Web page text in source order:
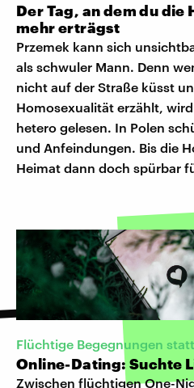
Der Tag, an dem du
mehr erträgst
Przemek kann sich
als schwuler Mann. Denn
nicht auf der Straße küsst
Homosexualität erzählt,
hetero gelesen. In Polen
und Anfeindungen. Bis die
Heimat dann doch spürbar
Flüchtige Begegnungen
Online-Dating: Suchte
Zwischen flüchtigen One-